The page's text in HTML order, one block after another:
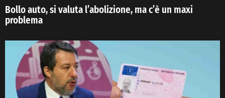
Bollo auto, si valuta l’abolizione, ma c’è un maxi
problema